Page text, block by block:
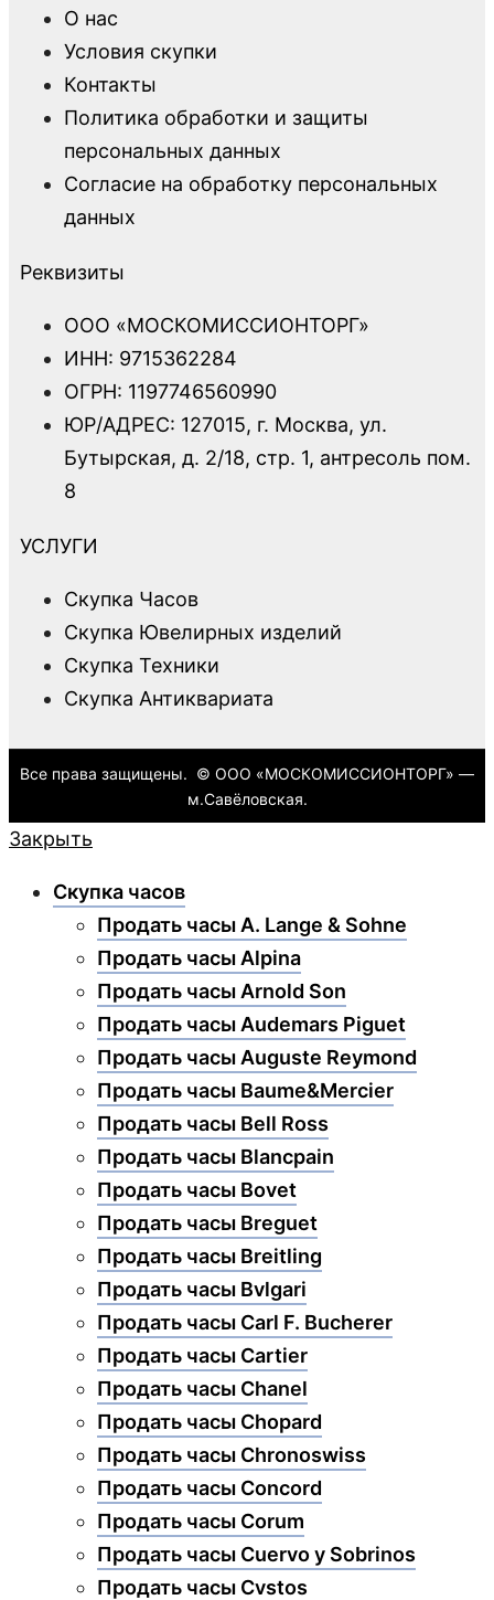
О нас
Условия скупки
Контакты
Политика обработки и защиты
персональных данных
Согласие на обработку персональных
данных
Реквизиты
ООО «МОСКОМИССИОНТОРГ»
ИНН: 9715362284
ОГРН: 1197746560990
ЮР/АДРЕС: 127015, г. Москва, ул.
Бутырская, д. 2/18, стр. 1, антресоль пом.
8
УСЛУГИ
Скупка Часов
Скупка Ювелирных изделий
Скупка Техники
Скупка Антиквариата
Все права защищены. © ООО «МОСКОМИССИОНТОРГ» —
м.Савёловская.
Закрыть
Скупка часов
Продать часы A. Lange & Sohne
Продать часы Alpina
Продать часы Arnold Son
Продать часы Audemars Piguet
Продать часы Auguste Reymond
Продать часы Baume&Mercier
Продать часы Bell Ross
Продать часы Blancpain
Продать часы Bovet
Продать часы Breguet
Продать часы Breitling
Продать часы Bvlgari
Продать часы Carl F. Bucherer
Продать часы Cartier
Продать часы Chanel
Продать часы Chopard
Продать часы Chronoswiss
Продать часы Concord
Продать часы Corum
Продать часы Cuervo y Sobrinos
Продать часы Cvstos